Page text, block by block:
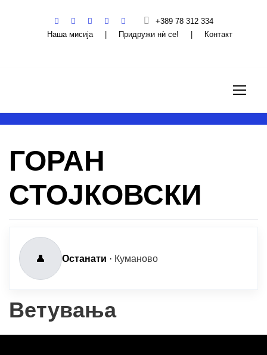
+389 78 312 334
Наша мисија
Придружи нѝ се! Контакт
ГОРАН
СТОЈКОВСКИ
👤 Останати · Куманово
Ветувања